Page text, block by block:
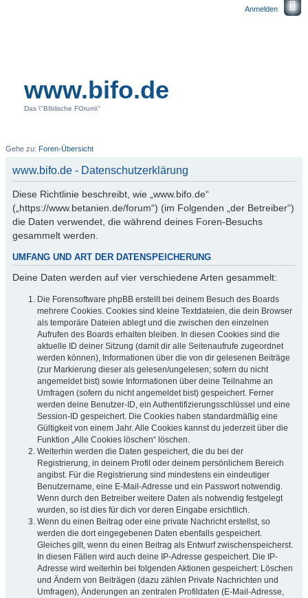
Anmelden
www.bifo.de
Das \"BIblische FOrum\"
Gehe zu: Foren-Übersicht
www.bifo.de - Datenschutzerklärung
Diese Richtlinie beschreibt, wie „www.bifo.de“
(„https://www.betanien.de/forum“) (im Folgenden „der Betreiber“)
die Daten verwendet, die während deines Foren-Besuchs
gesammelt werden.
UMFANG UND ART DER DATENSPEICHERUNG
Deine Daten werden auf vier verschiedene Arten gesammelt:
Die Forensoftware phpBB erstellt bei deinem Besuch des Boards
mehrere Cookies. Cookies sind kleine Textdateien, die dein Browser
als temporäre Dateien ablegt und die zwischen den einzelnen
Aufrufen des Boards erhalten bleiben. In diesen Cookies sind die
aktuelle ID deiner Sitzung (damit dir alle Seitenaufrufe zugeordnet
werden können), Informationen über die von dir gelesenen Beiträge
(zur Markierung dieser als gelesen/ungelesen; sofern du nicht
angemeldet bist) sowie Informationen über deine Teilnahme an
Umfragen (sofern du nicht angemeldet bist) gespeichert. Ferner
werden deine Benutzer-ID, ein Authentifizierungsschlüssel und eine
Session-ID gespeichert. Die Cookies haben standardmäßig eine
Gültigkeit von einem Jahr. Alle Cookies kannst du jederzeit über die
Funktion „Alle Cookies löschen“ löschen.
Weiterhin werden die Daten gespeichert, die du bei der
Registrierung, in deinem Profil oder deinem persönlichem Bereich
angibst. Für die Registrierung sind mindestens ein eindeutiger
Benutzername, eine E-Mail-Adresse und ein Passwort notwendig.
Wenn durch den Betreiber weitere Daten als notwendig festgelegt
wurden, so ist dies für dich vor deren Eingabe ersichtlich.
Wenn du einen Beitrag oder eine private Nachricht erstellst, so
werden die dort eingegebenen Daten ebenfalls gespeichert.
Gleiches gilt, wenn du einen Beitrag als Entwurf zwischenspeicherst.
In diesen Fällen wird auch deine IP-Adresse gespeichert. Die IP-
Adresse wird weiterhin bei folgenden Aktionen gespeichert: Löschen
und Ändern von Beiträgen (dazu zählen Private Nachrichten und
Umfragen), Änderungen an zentralen Profildaten (E-Mail-Adresse,